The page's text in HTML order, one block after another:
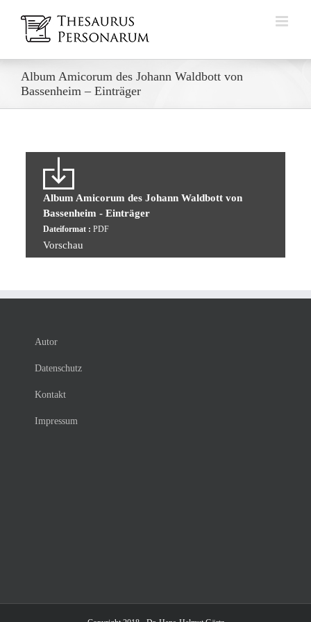
Inhalt
springen
Album Amicorum des Johann Waldbott von
Bassenheim – Einträger
Album Amicorum des Johann Waldbott von
Bassenheim - Einträger
Dateiformat : PDF
Vorschau
Autor
Datenschutz
Kontakt
Impressum